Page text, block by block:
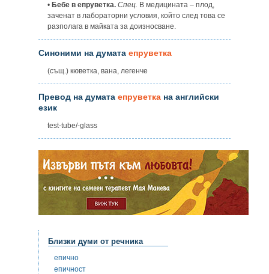
• Бебе в епруветка. Спец. В медицината – плод,
заченат в лабораторни условия, който след това се
разполага в майката за доизносване.
Синоними на думата епруветка
(същ.) кюветка, вана, легенче
Превод на думата епруветка на английски
език
test-tube/-glass
Близки думи от речника
епично
епичност